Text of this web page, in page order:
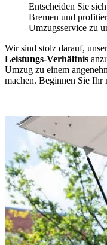
Entscheiden Sie
Bremen und
Umzugsservice zu
Wir sind stolz darauf,
Leistungs-Verhältnis
Umzug zu einem
machen. Beginnen Sie Ihr